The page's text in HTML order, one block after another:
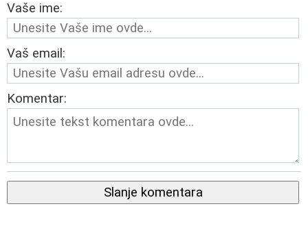
Vaše ime:
Vaš email:
Komentar:
Slanje komentara